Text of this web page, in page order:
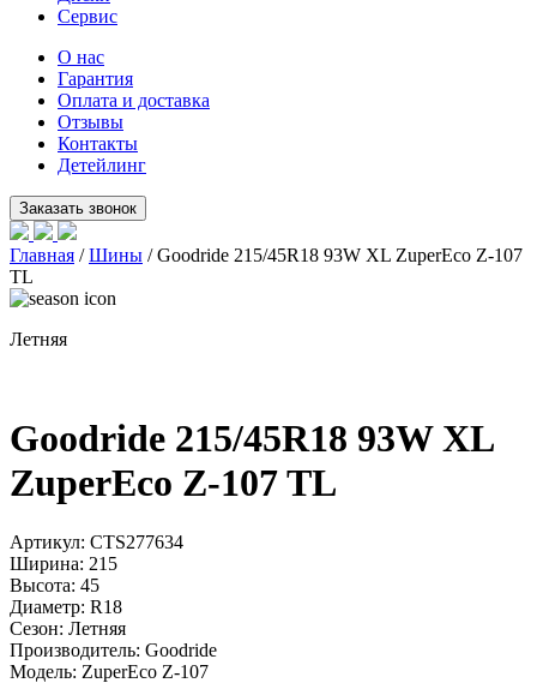
Сервис
О нас
Гарантия
Оплата и доставка
Отзывы
Контакты
Детейлинг
Главная /Шины / Goodride 215/45R18 93W XL ZuperEco Z-107
TL
Летняя
Goodride 215/45R18 93W XL
ZuperEco Z-107 TL
Артикул: CTS277634
Ширина: 215
Высота: 45
Диаметр: R18
Сезон: Летняя
Производитель: Goodride
Модель: ZuperEco Z-107